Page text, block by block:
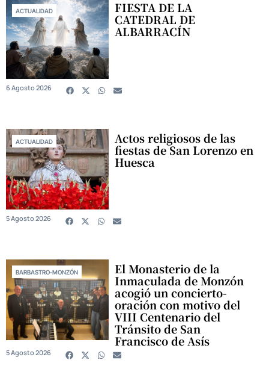
ACTUALIDAD FIESTA DE LA
CATEDRAL DE
ALBARRACÍN
6 Agosto 2026
ACTUALIDAD Actos religiosos de las
fiestas de San Lorenzo en
Huesca
5 Agosto 2026
BARBASTRO-MONZÓN El Monasterio de la
Inmaculada de Monzón
acogió un concierto-
oración con motivo del
VIII Centenario del
Tránsito de San
Francisco de Asís
5 Agosto 2026